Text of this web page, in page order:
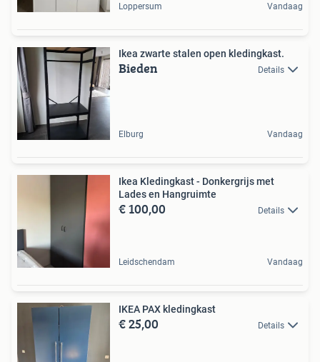
Loppersum Vandaag
Ikea zwarte stalen open kledingkast.
Bieden Details
Elburg Vandaag
Ikea Kledingkast - Donkergrijs met
Lades en Hangruimte
€ 100,00 Details
Leidschendam Vandaag
IKEA PAX kledingkast
€ 25,00 Details